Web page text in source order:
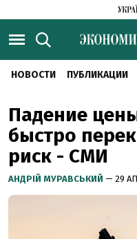
НОВОСТИ ПУБЛИКАЦИИ
Падение
быстро
риск - СМИ
АНДРІЙ МУРАВСЬКИЙ — 29